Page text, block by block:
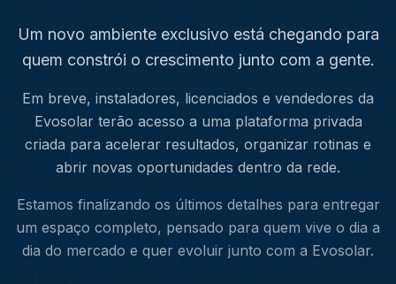
Um novo ambiente exclusivo está chegando para
quem constrói o crescimento junto com a gente.
Em breve, instaladores, licenciados e vendedores da
Evosolar terão acesso a uma plataforma privada
criada para acelerar resultados, organizar rotinas e
abrir novas oportunidades dentro da rede.
Estamos finalizando os últimos detalhes para entregar
um espaço completo, pensado para quem vive o dia a
dia do mercado e quer evoluir junto com a Evosolar.